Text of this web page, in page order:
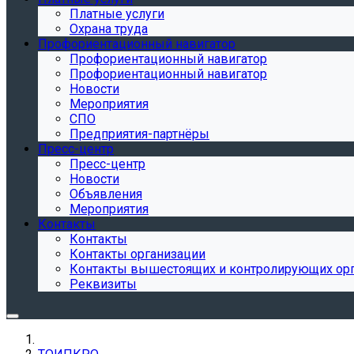
Платные услуги
Охрана труда
Профориентационный навигатор
Профориентационный навигатор
Профориентационный навигатор
Новости
Мероприятия
СПО
Предприятия-партнёры
Пресс-центр
Пресс-центр
Новости
Объявления
Мероприятия
Контакты
Контакты
Контакты организации
Контакты вышестоящих и контролирующих
Реквизиты